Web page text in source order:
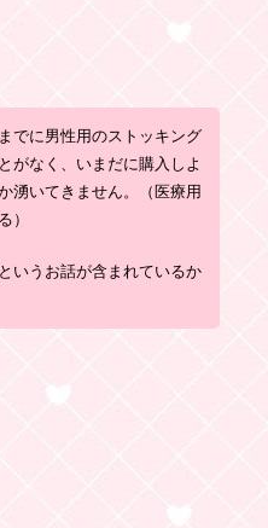
でに男性用のストッキング
がなく、いまだに購入しよ
湧いてきません。（医療用
）
というお話が含まれているか